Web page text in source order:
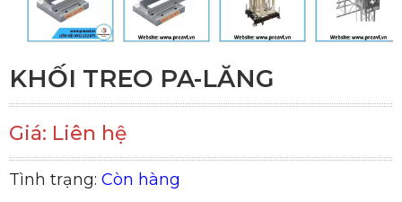
KHỐI TREO PA-LĂNG
Giá: Liên hệ
Tình trạng: Còn hàng